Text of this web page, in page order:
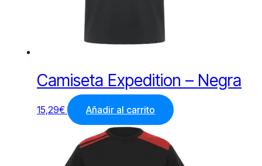
Camiseta Expedition – Negra
15,29€ Añadir al carrito